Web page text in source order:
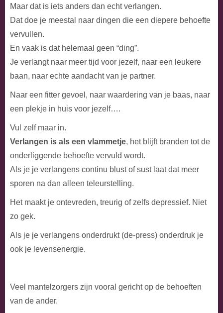
Maar dat is iets anders dan echt verlangen.
Dat doe je meestal naar dingen die een diepere behoefte
vervullen.
En vaak is dat helemaal geen “ding”.
Je verlangt naar meer tijd voor jezelf, naar een leukere
baan, naar echte aandacht van je partner.
Naar een fitter gevoel, naar waardering van je baas, naar
een plekje in huis voor jezelf….
Vul zelf maar in.
Verlangen is als een vlammetje, het blijft branden tot de
onderliggende behoefte vervuld wordt.
Als je je verlangens continu blust of sust laat dat meer
sporen na dan alleen teleurstelling.
Het maakt je ontevreden, treurig of zelfs depressief. Niet
zo gek.
Als je je verlangens onderdrukt (de-press) onderdruk je
ook je levensenergie.
Veel mantelzorgers zijn vooral gericht op de behoeften
van de ander.